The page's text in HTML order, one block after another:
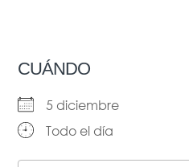
CUÁNDO
5 diciembre
Todo el día